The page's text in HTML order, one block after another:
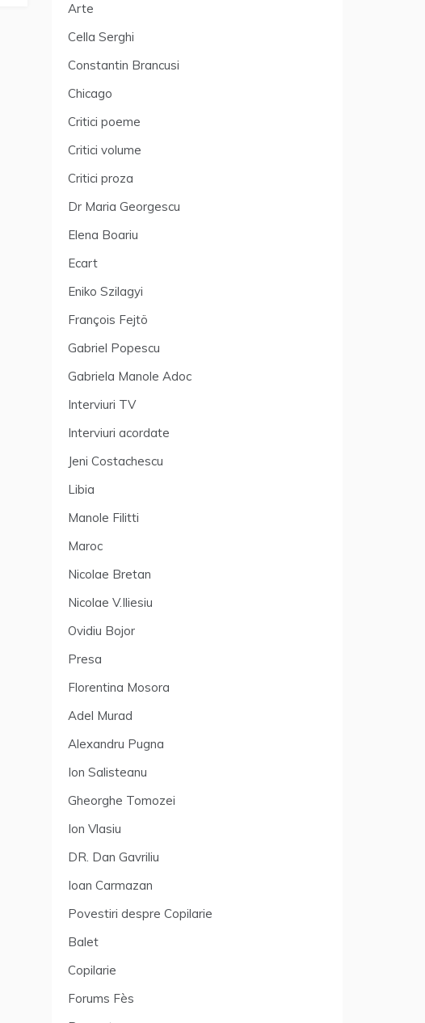
Arte
Cella Serghi
Constantin Brancusi
Chicago
Critici poeme
Critici volume
Critici proza
Dr Maria Georgescu
Elena Boariu
Ecart
Eniko Szilagyi
François Fejtö
Gabriel Popescu
Gabriela Manole Adoc
Interviuri TV
Interviuri acordate
Jeni Costachescu
Libia
Manole Filitti
Maroc
Nicolae Bretan
Nicolae V.Iliesiu
Ovidiu Bojor
Presa
Florentina Mosora
Adel Murad
Alexandru Pugna
Ion Salisteanu
Gheorghe Tomozei
Ion Vlasiu
DR. Dan Gavriliu
Ioan Carmazan
Povestiri despre Copilarie
Balet
Copilarie
Forums Fès